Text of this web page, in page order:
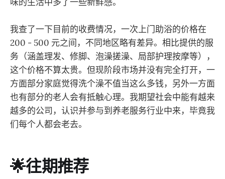
我查了一下目前的收费情况，一次上门助浴的价格在
200 - 500 元之间，不同地区略有差异。相比提供的服
务（涵盖理发、修脚、泡澡搓澡、局部护理按摩等），
这个价格不算太贵。但现阶段市场并没有完全打开，一
方面部分家庭觉得洗个澡不值当这么多钱，另外一方面
也有部分的老人会有抵触心理。我期望社会中能有越来
越多的公司，认识并参与到养老服务行业中来，毕竟我
们每个人都会老去。
🌟往期推荐